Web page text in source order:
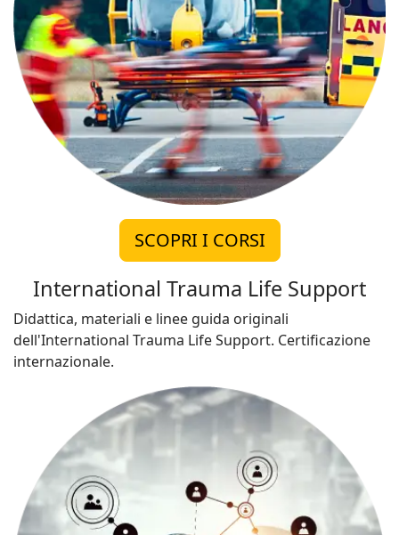
SCOPRI I CORSI
International Trauma Life Support
Didattica, materiali e linee guida originali
dell'International Trauma Life Support. Certificazione
internazionale.